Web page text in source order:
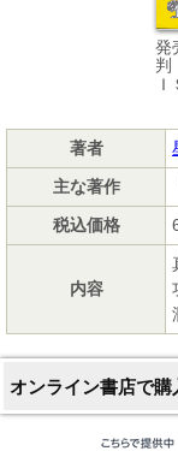
発
著者
主な著作
税込価格
内容
オンライン書店で購